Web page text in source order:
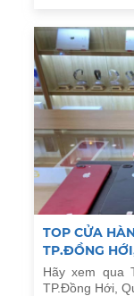
TOP CỬA
TP.ĐỒNG
Hãy xem qua
TP.Đồng Hới,